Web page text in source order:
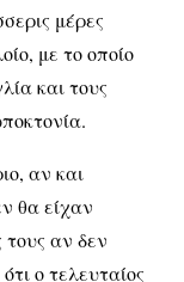
μέρες
με το οποίο
και τους
αν και
θα είχαν
τους αν δεν
ο τελευταίος